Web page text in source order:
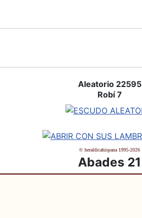
Aleatorio 22595
Robí 7
© heraldicahispana 1995-2026
Abades 21